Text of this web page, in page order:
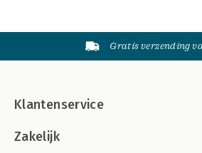
Gratis verzending
Klantenservice
Zakelijk